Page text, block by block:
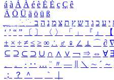
á à Á À é è É È ç Ç ê
Ä Ö Ü ä ö ü ß
ִֶֹ ֻּ ׁׂ י ע כ ג ד ש ץ ת צ מ נ ה ב
‘ ’ “ ” 〔 〕 〈 〉 「 」 『 』 【
± × ÷ ≠ ≤ ≥ ∞ ∴ ♂ ♀ ∠ ⊥ ⌒ ∂ ∇
⊆ ⊇ ⊂ ⊃ ∪ ∩ ∧ ∨ ￢ ⇒ ⇔ ∀ ∃
、
。 · ‥ … ¨ 〃 ― ＼ ∼ ´ ～
；
？ ＾ ｀